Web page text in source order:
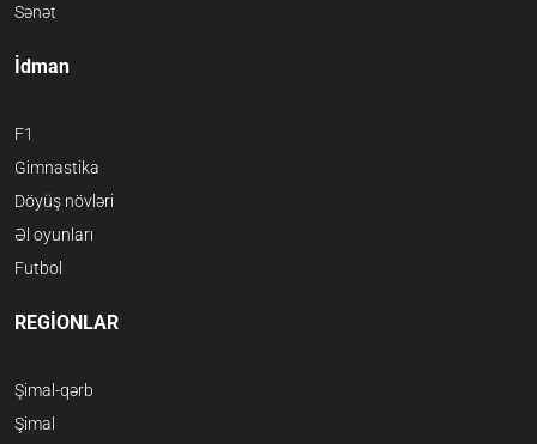
Sənət
İdman
F1
Gimnastika
Döyüş növləri
Əl oyunları
Futbol
REGİONLAR
Şimal-qərb
Şimal